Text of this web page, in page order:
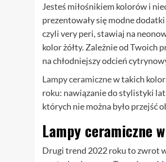
Jesteś miłośnikiem kolorów i
prezentowały się modne
czyli very peri, stawiaj na
kolor żółty. Zależnie od Twoich
na chłodniejszy odcień
Lampy ceramicznew takich
roku: nawiązanie do stylistyki lat
których nie można było przejść
Lampy ceramiczne
Drugi trend 2022 roku to zwrot